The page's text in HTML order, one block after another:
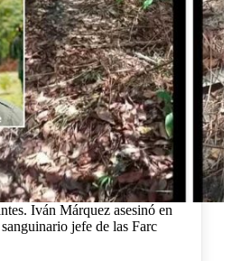
Iván Márquez asesinó en
jefe de las Farc